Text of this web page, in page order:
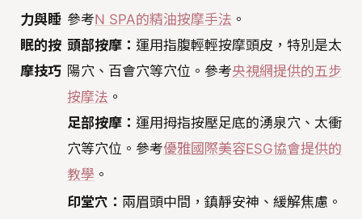
力與睡
眠的按
摩技巧
參考N SPA的精油按摩手法 。
頭部按摩： 運用指腹輕輕按摩頭皮，特別是太
陽穴、百會穴等穴位。參考央視網提供的五步
按摩法 。
足部按摩： 運用拇指按壓足底的湧泉穴、太衝
穴等穴位。參考優雅國際美容ESG協會提供的
教學 。
印堂穴： 兩眉頭中間，鎮靜安神、緩解焦慮。